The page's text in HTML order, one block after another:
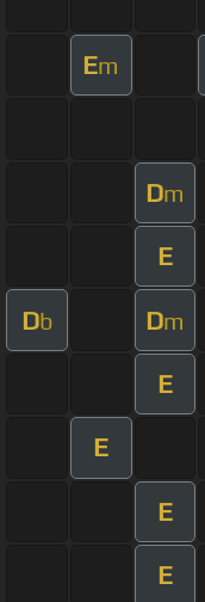
Em
Dm
E
Db Dm
E
E
E
E